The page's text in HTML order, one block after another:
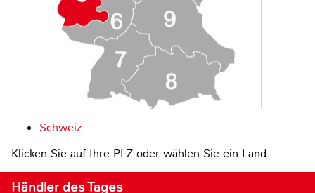
Schweiz
Klicken Sie auf Ihre PLZ oder wählen Sie ein Land
Händler des Tages